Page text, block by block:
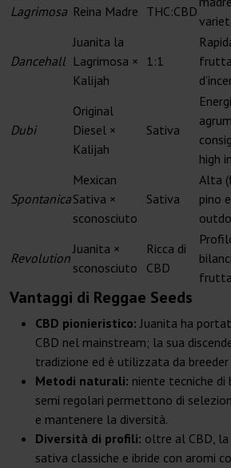
Lagrimosa Reina Madre THC:CBD
Dancehall
Juanita la
Lagrimosa ×
Kalijah
1:1
Dubi
Original
Diesel ×
Kalijah
Sativa
high
Spontanica
Mexican
Sativa ×
sconosciuto
Sativa
Alta
pino
Revolution
Juanita ×
sconosciuto
Ricca di
CBD
Vantaggi di Reggae Seeds
CBD pionieristico: Juanita ha
CBD nel mainstream; la sua
tradizione ed è utilizzata da
Metodi naturali: niente tecniche di
semi regolari permettono di
e mantenere la diversità.
Diversità di profili: oltre al CBD,
sativa classiche e ibride con aromi